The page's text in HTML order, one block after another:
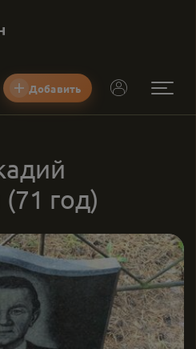
Добавить
(71 год)